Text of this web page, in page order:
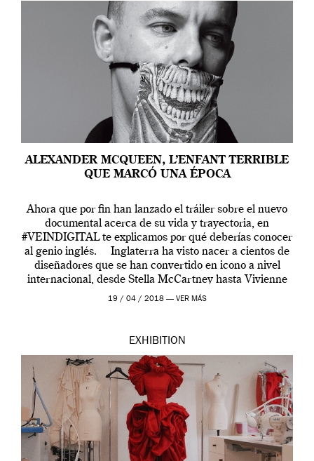
ALEXANDER MCQUEEN, L’ENFANT TERRIBLE
QUE MARCÓ UNA ÉPOCA
Ahora que por fin han lanzado el tráiler sobre el nuevo
documental acerca de su vida y trayectoria, en
#VEINDIGITAL te explicamos por qué deberías conocer
al genio inglés. Inglaterra ha visto nacer a cientos de
diseñadores que se han convertido en icono a nivel
internacional, desde Stella McCartney hasta Vivienne
Westwood pasando […]
19 / 04 / 2018 — VER MÁS
EXHIBITION